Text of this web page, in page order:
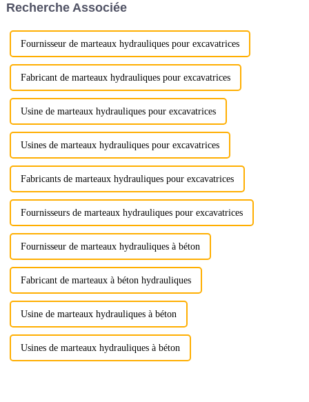
Recherche Associée
Fournisseur de marteaux hydrauliques pour excavatrices
Fabricant de marteaux hydrauliques pour excavatrices
Usine de marteaux hydrauliques pour excavatrices
Usines de marteaux hydrauliques pour excavatrices
Fabricants de marteaux hydrauliques pour excavatrices
Fournisseurs de marteaux hydrauliques pour excavatrices
Fournisseur de marteaux hydrauliques à béton
Fabricant de marteaux à béton hydrauliques
Usine de marteaux hydrauliques à béton
Usines de marteaux hydrauliques à béton